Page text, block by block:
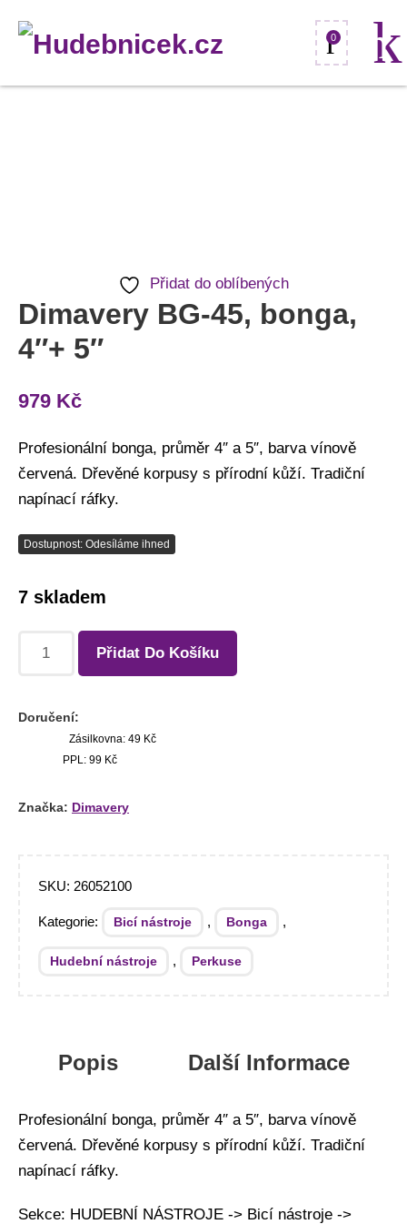
0
Přidat do oblíbených
Dimavery BG-45, bonga,
4″+ 5″
979 Kč
Profesionální bonga, průměr 4″ a 5″, barva vínově
červená. Dřevěné korpusy s přírodní kůží. Tradiční
napínací ráfky.
Dostupnost: Odesíláme ihned
7 skladem
Přidat Do Košíku
Doručení:
Zásilkovna: 49 Kč
PPL: 99 Kč
Značka: Dimavery
SKU: 26052100
Kategorie: Bicí nástroje , Bonga ,
Hudební nástroje , Perkuse
Popis Další Informace
Profesionální bonga, průměr 4″ a 5″, barva vínově
červená. Dřevěné korpusy s přírodní kůží. Tradiční
napínací ráfky.
Sekce: HUDEBNÍ NÁSTROJE -> Bicí nástroje ->